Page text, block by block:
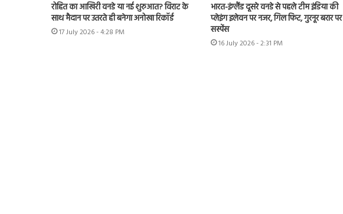
रोहित का आखिरी वनडे या नई शुरुआत? विराट के
साथ मैदान पर उतरते ही बनेगा अनोखा रिकॉर्ड
17 July 2026 - 4:28 PM
भारत-इंग्लैंड दूसरे वनडे से पहले टीम इंडिया की
प्लेइंग इलेवन पर नजर, गिल फिट, गुरनूर बरार पर
सस्पेंस
16 July 2026 - 2:31 PM